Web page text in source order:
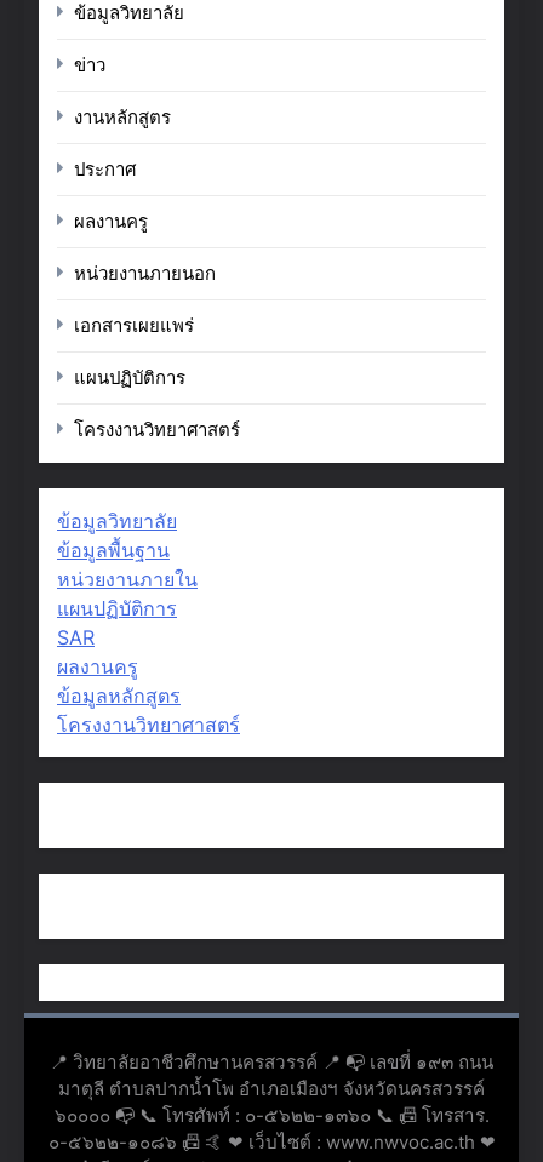
ข้อมูลวิทยาลัย
ข่าว
งานหลักสูตร
ประกาศ
ผลงานครู
หน่วยงานภายนอก
เอกสารเผยแพร่
แผนปฏิบัติการ
โครงงานวิทยาศาสตร์
ข้อมูลวิทยาลัย
ข้อมูลพื้นฐาน
หน่วยงานภายใน
แผนปฏิบัติการ
SAR
ผลงานครู
ข้อมูลหลักสูตร
โครงงานวิทยาศาสตร์
📍 วิทยาลัยอาชีวศึกษานครสวรรค์ 📍 📭 เลขที่ ๑๙๓ ถนน
มาตุลี ตำบลปากน้ำโพ อำเภอเมืองฯ จังหวัดนครสวรรค์
๖๐๐๐๐ 📭 📞 โทรศัพท์ : ๐-๕๖๒๒-๑๓๖๐ 📞 📠 โทรสาร.
๐-๕๖๒๒-๑๐๘๖ 📠 🤙 ❤ เว็บไซต์ : www.nwvoc.ac.th ❤